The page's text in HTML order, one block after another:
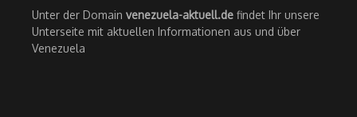
Unter der Domain venezuela-aktuell.de findet Ihr unsere
Unterseite mit aktuellen Informationen aus und über
Venezuela